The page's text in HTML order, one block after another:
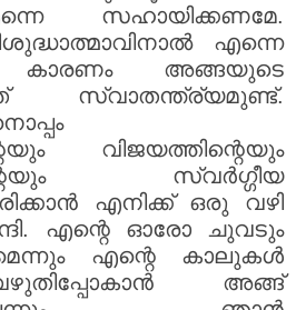
സഹായിക്കണമേ.
എന്നെ
കാരണം അങ്ങയുടെ
സ്വാതന്ത്ര്യമുണ്ട്.
വിജയത്തിന്റെയും
സ്വർഗ്ഗീയ
എനിക്ക് ഒരു വഴി
എന്റെ ഓരോ ചുവടും
എന്റെ കാലുകൾ
അങ്ങ്